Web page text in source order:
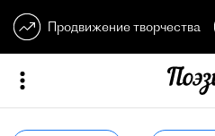
Продвижение творчества